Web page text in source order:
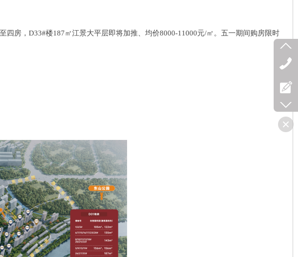
四房，D33#楼187㎡江景大平层即将加推、均价8000-11000元/㎡。五一期间购房限时